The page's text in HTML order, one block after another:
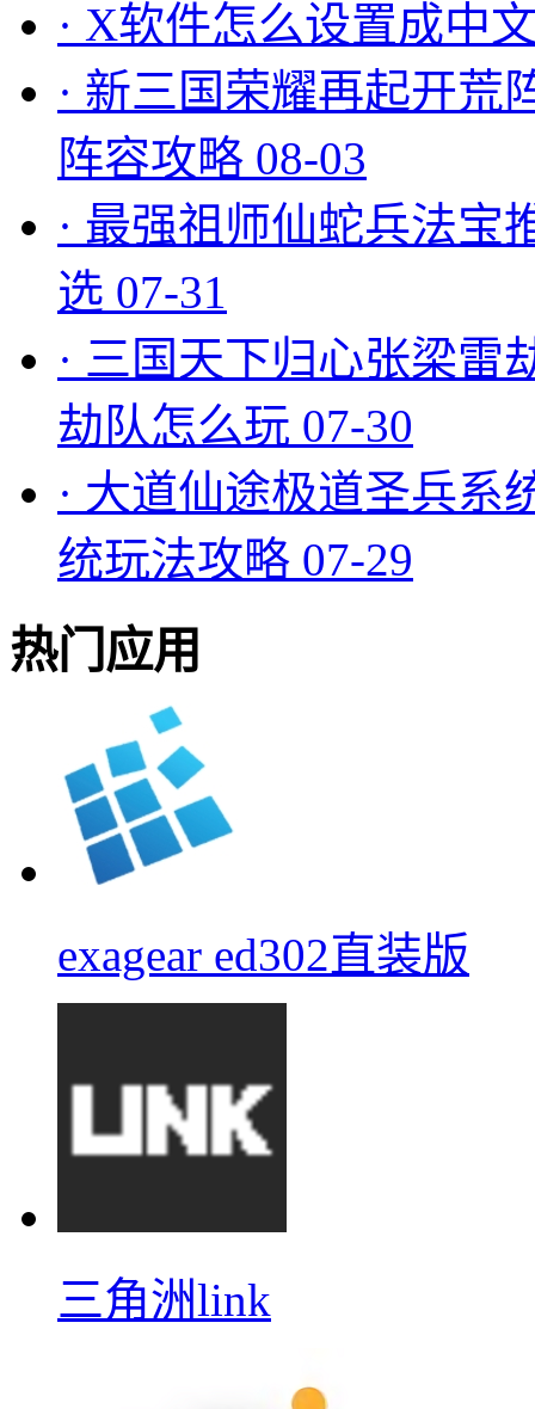
· X软件怎么设置成中
· 新三国荣耀再起开荒
阵容攻略 08-03
· 最强祖师仙蛇兵法宝
选 07-31
· 三国天下归心张梁雷
劫队怎么玩 07-30
· 大道仙途极道圣兵系
统玩法攻略 07-29
热门应用
exagear ed302直装版
三角洲link